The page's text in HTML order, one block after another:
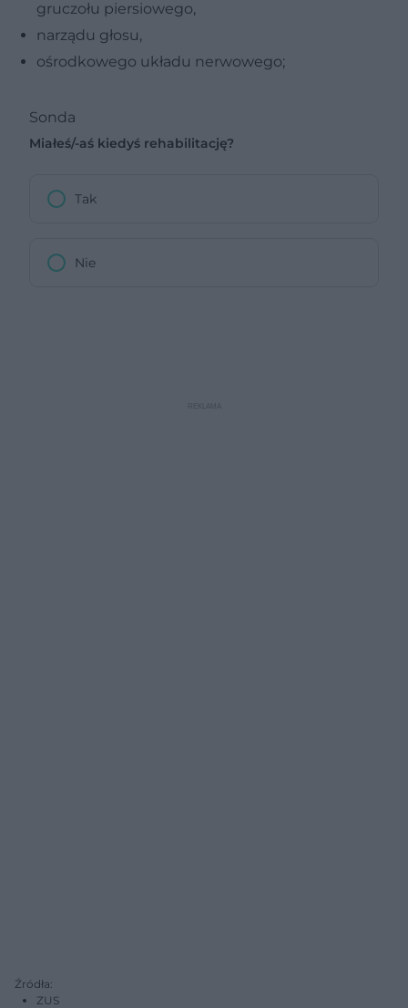
gruczołu piersiowego,
narządu głosu,
ośrodkowego układu nerwowego;
Sonda
Miałeś/-aś kiedyś rehabilitację?
Tak
Nie
Źródła:
ZUS